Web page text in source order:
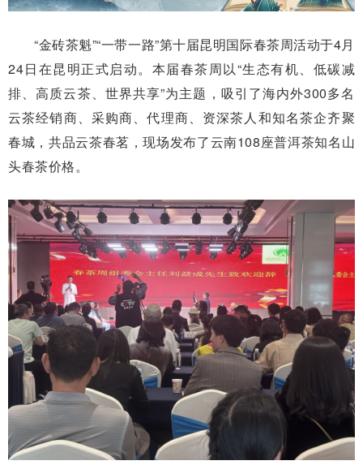
“金砖茶魁”“一带一路”第十届昆明国际春茶周活动于4月
24日在昆明正式启动。本届春茶周以“生态有机、低碳减
排、高质云茶、世界共享”为主题，吸引了海内外300多名
云茶经销商、采购商、代理商、资深茶人和知名茶企齐聚
春城，共品云茶春茗，现场发布了云南108座普洱茶知名山
头春茶价格。